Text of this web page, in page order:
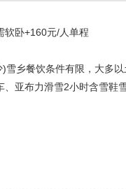
软卧+160元/人单程
乡餐饮条件有限，大多
亚布力滑雪2小时含雪鞋雪